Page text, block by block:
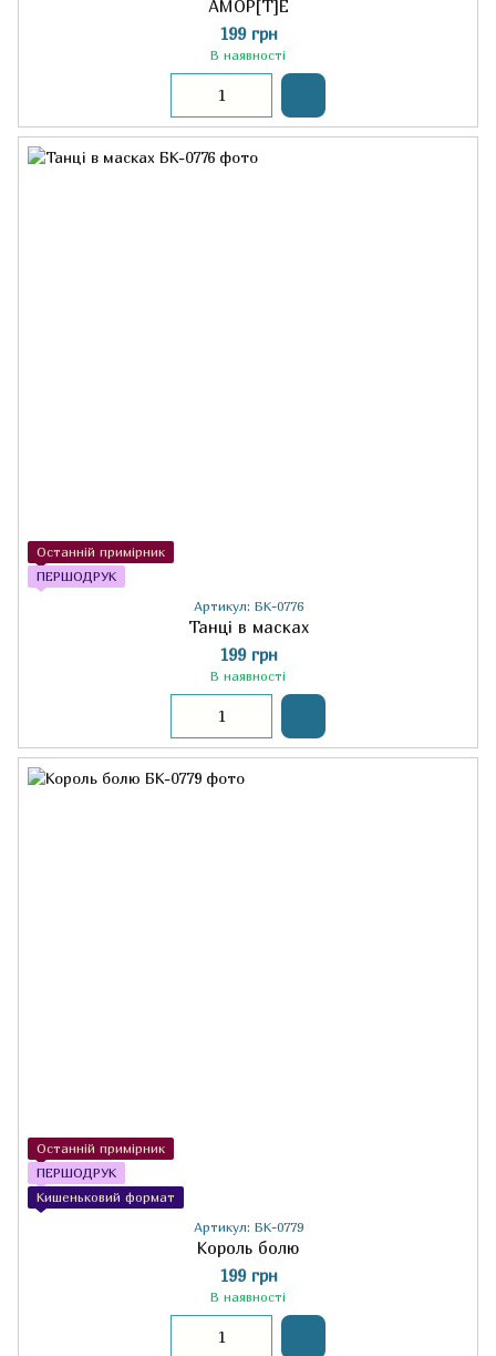
АМОР[Т]Е
199 грн
В наявності
Останній примірник
ПЕРШОДРУК
Артикул: БК-0776
Танці в масках
199 грн
В наявності
Останній примірник
ПЕРШОДРУК
Кишеньковий формат
Артикул: БК-0779
Король болю
199 грн
В наявності